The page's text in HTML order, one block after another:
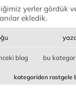
yerler gördük
ekledik.
blog bu
kategoriden rastgele